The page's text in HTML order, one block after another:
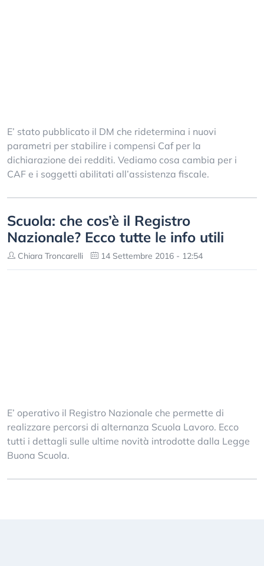
E’ stato pubblicato il DM che ridetermina i nuovi
parametri per stabilire i compensi Caf per la
dichiarazione dei redditi. Vediamo cosa cambia per i
CAF e i soggetti abilitati all’assistenza fiscale.
Scuola: che cos’è il Registro
Nazionale? Ecco tutte le info utili
Chiara Troncarelli 14 Settembre 2016 - 12:54
E’ operativo il Registro Nazionale che permette di
realizzare percorsi di alternanza Scuola Lavoro. Ecco
tutti i dettagli sulle ultime novità introdotte dalla Legge
Buona Scuola.